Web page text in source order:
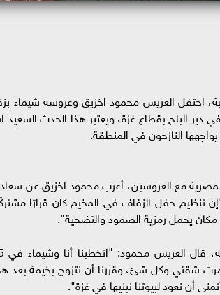
احتفل العريس محمود اخزيق وعروسه شيماء
دير البلح بقطاع غزة، ويعتبر هذا الحدث
النازحون في المنطقة.
مع العروسين، أعرب محمود اخزيق عن
حفل الزفاف في المخيم كان قرارًا
مكان يحمل رمزية الصمود والتضحية".
شقتي وكل شئ، وقررنا أن نتزوج بخيمة بعد
أن نعود لبيوتنا نبنيها في غزة".